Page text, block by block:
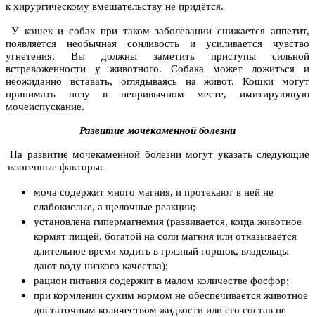
к хирургическому вмешательству не придётся.
У кошек и собак при таком заболевании снижается аппетит,
появляется необычная сонливость и усиливается чувство
угнетения. Вы должны заметить приступы сильной
встревоженности у животного. Собака может ложиться и
неожиданно вставать, оглядываясь на живот. Кошки могут
принимать позу в непривычном месте, имитирующую
мочеиспускание.
Развитие мочекаменной болезни
На развитие мочекаменной болезни могут указать следующие
экзогенные факторы:
моча содержит много магния, и протекают в ней не
слабокислые, а щелочные реакции;
установлена гипермагнемия (развивается, когда животное
кормят пищей, богатой на соли магния или отказывается
длительное время ходить в грязный горшок, владельцы
дают воду низкого качества);
рацион питания содержит в малом количестве фосфор;
при кормлении сухим кормом не обеспечивается животное
достаточным количеством жидкости или его состав не